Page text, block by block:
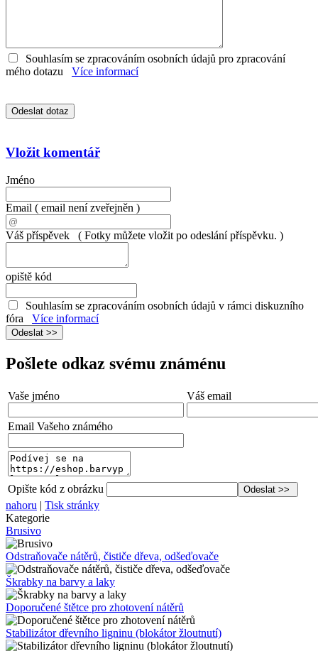
Souhlasím se zpracováním osobních údajů pro zpracování
mého dotazu
Více informací
Vložit komentář
Jméno
Email ( email není zveřejněn )
Váš příspěvek ( Fotky můžete vložit po odeslání příspěvku. )
opiště kód
Souhlasím se zpracováním osobních údajů v rámci diskuzního
fóra
Více informací
Pošlete odkaz svému známénu
Vaše jméno Váš email
Email Vašeho známého
Opište kód z obrázku
nahoru | Tisk stránky
Kategorie
Brusivo
Odstraňovače nátěrů, čističe dřeva, odšeďovače
Škrabky na barvy a laky
Doporučené štětce pro zhotovení nátěrů
Stabilizátor dřevního ligninu (blokátor žloutnutí)